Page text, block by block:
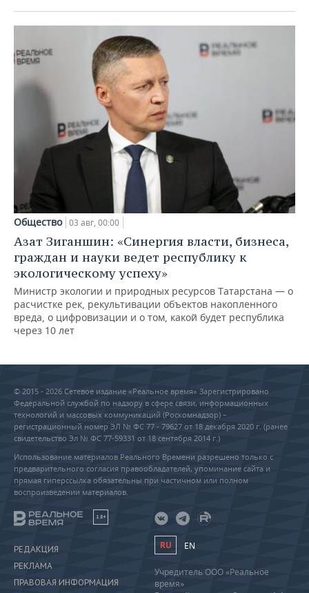
Общество 03 авг, 00:00
Азат Зиганшин: «Синергия власти, бизнеса,
граждан и науки ведет республику к
экологическому успеху»
Министр экологии и природных ресурсов Татарстана — о
расчистке рек, рекультивации объектов накопленного
вреда, о цифровизации и о том, какой будет республика
через 10 лет
© 2015 - 2026 Сетевое издание «Реальное время» Зарегистрировано
Федеральной службой по надзору в сфере связи, информационных
технологий и массовых коммуникаций (Роскомнадзор) –
регистрационный номер ЭЛ № ФС 77 - 79627 от 18 декабря 2020 г. (ранее
свидетельство Эл № ФС 77-59331 от 18 сентября 2014 г.)
Использование материалов Реального Времени разрешено только с
предварительного согласия правообладателей, упоминание сайта и
прямая гиперссылка обязательны при частичном или полном
воспроизведении материалов.
18+
РЕДАКЦИЯ
РЕКЛАМА
ПРАВОВАЯ ИНФОРМАЦИЯ
RU EN
Учредитель ООО «Реальное
время»